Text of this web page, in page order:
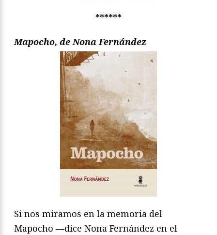
******
Mapocho, de Nona Fernández
Si nos miramos en la memoria del
Mapocho —dice Nona Fernández en el